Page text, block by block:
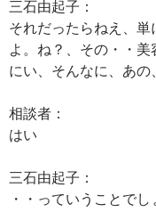
三石由起子：
それだったらねえ、
よ。ね？、その・・
にい、そんなに、あの
相談者：
はい
三石由起子：
・・っていうことでし